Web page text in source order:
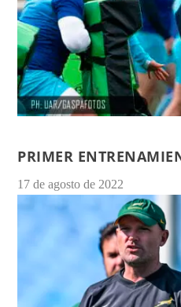
PRIMER
17 de agosto de 2022